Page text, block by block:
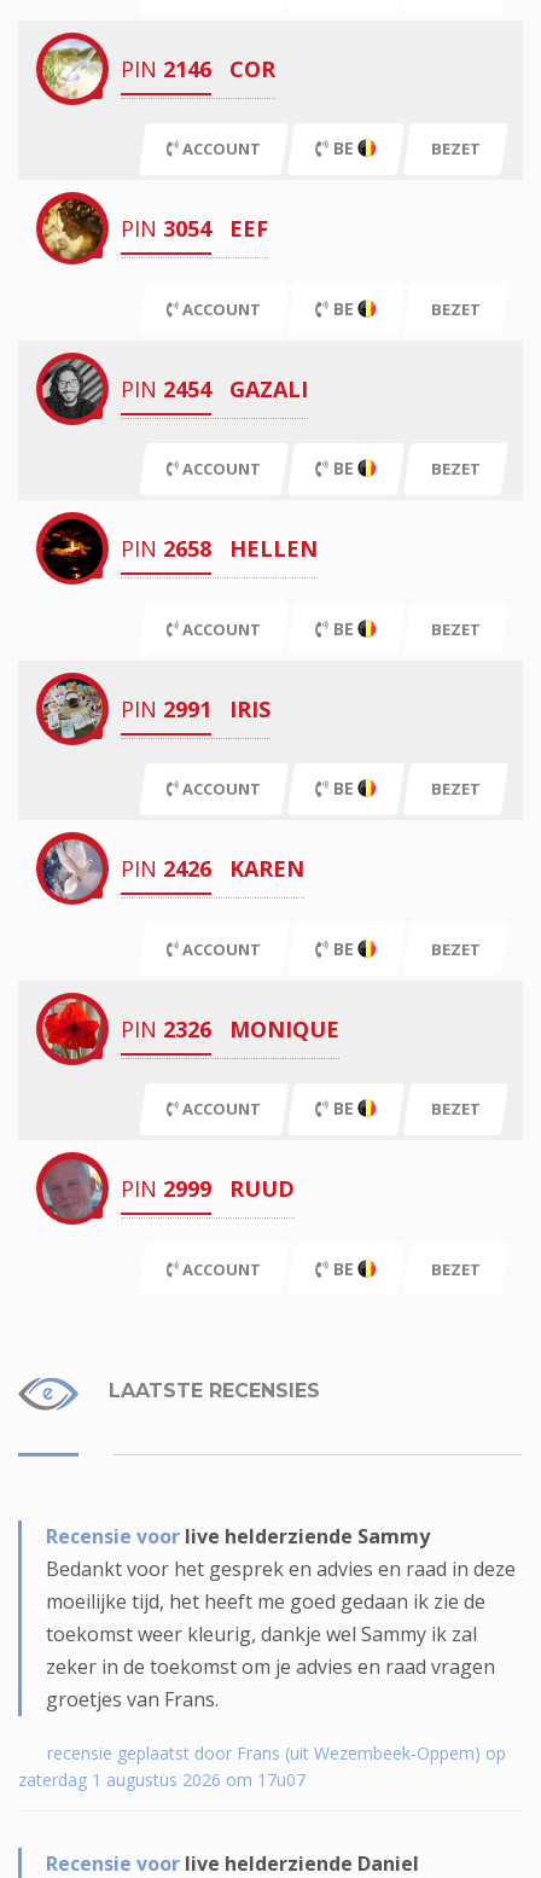
PIN 2146 COR
ACCOUNT BE BEZET
PIN 3054 EEF
ACCOUNT BE BEZET
PIN 2454 GAZALI
ACCOUNT BE BEZET
PIN 2658 HELLEN
ACCOUNT BE BEZET
PIN 2991 IRIS
ACCOUNT BE BEZET
PIN 2426 KAREN
ACCOUNT BE BEZET
PIN 2326 MONIQUE
ACCOUNT BE BEZET
PIN 2999 RUUD
ACCOUNT BE BEZET
LAATSTE RECENSIES
Recensie voor live helderziende Sammy
Bedankt voor het gesprek en advies en raad in deze
moeilijke tijd, het heeft me goed gedaan ik zie de
toekomst weer kleurig, dankje wel Sammy ik zal
zeker in de toekomst om je advies en raad vragen
groetjes van Frans.
recensie geplaatst door Frans (uit Wezembeek-Oppem) op
zaterdag 1 augustus 2026 om 17u07
Recensie voor live helderziende Daniel